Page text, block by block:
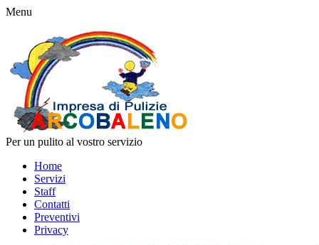
Menu
Per un pulito al vostro servizio
Home
Servizi
Staff
Contatti
Preventivi
Privacy